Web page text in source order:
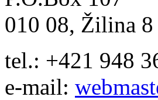
010 08, Žilina 8
tel.: +421 948
e-mail: